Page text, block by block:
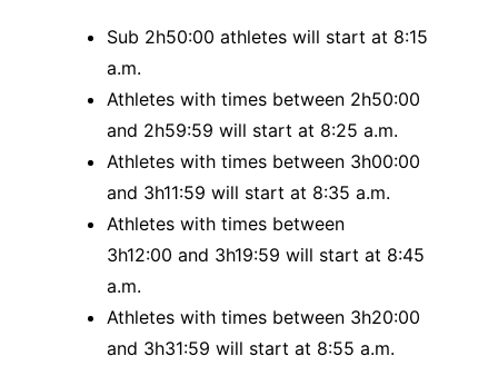
Sub 2h50:00 athletes will start at 8:15
a.m.
Athletes with times between 2h50:00
and 2h59:59 will start at 8:25 a.m.
Athletes with times between 3h00:00
and 3h11:59 will start at 8:35 a.m.
Athletes with times between
3h12:00 and 3h19:59 will start at 8:45
a.m.
Athletes with times between 3h20:00
and 3h31:59 will start at 8:55 a.m.